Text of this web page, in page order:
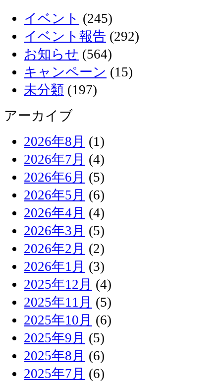
イベント (245)
イベント報告 (292)
お知らせ (564)
キャンペーン (15)
未分類 (197)
アーカイブ
2026年8月 (1)
2026年7月 (4)
2026年6月 (5)
2026年5月 (6)
2026年4月 (4)
2026年3月 (5)
2026年2月 (2)
2026年1月 (3)
2025年12月 (4)
2025年11月 (5)
2025年10月 (6)
2025年9月 (5)
2025年8月 (6)
2025年7月 (6)